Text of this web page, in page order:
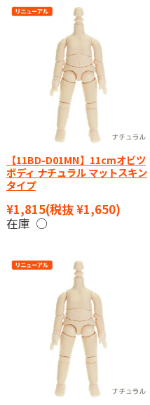
【11BD-D01MN】11cmオビツ
ボディ ナチュラル マットスキン
タイプ
¥1,815(税抜 ¥1,650)
在庫 ○